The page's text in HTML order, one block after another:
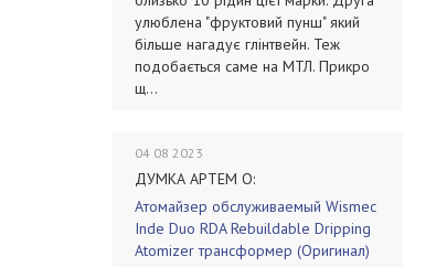
улюблена "фруктовий пунш" який
більше нагадує глінтвейн. Теж
подобається саме на МТЛ. Прикро
щ...
04 08 2023
ДУМКА АРТЕМ О:
Атомайзер обслуживаемый Wismec
Inde Duo RDA Rebuildable Dripping
Atomizer трансформер (Оригинал)